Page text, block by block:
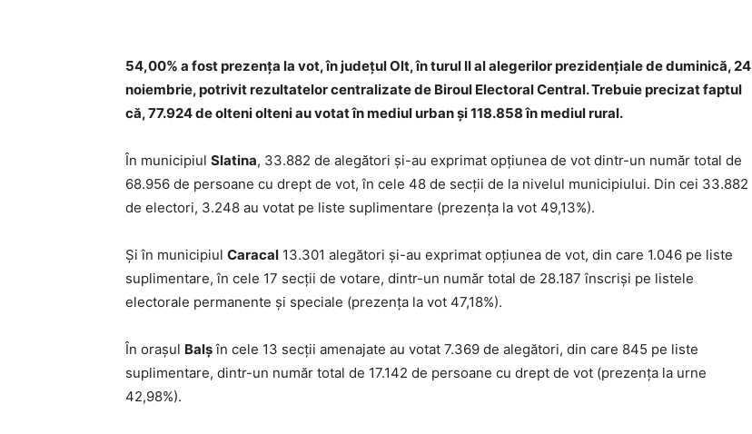
54,00% a fost prezența la vot, în județul Olt, în turul II al alegerilor prezidențiale de duminică, 24
noiembrie, potrivit rezultatelor centralizate de Biroul Electoral Central. Trebuie precizat faptul
că, 77.924 de olteni olteni au votat în mediul urban și 118.858 în mediul rural.
În municipiul Slatina, 33.882 de alegători și-au exprimat opțiunea de vot dintr-un număr total de
68.956 de persoane cu drept de vot, în cele 48 de secții de la nivelul municipiului. Din cei 33.882
de electori, 3.248 au votat pe liste suplimentare (prezența la vot 49,13%).
Și în municipiul Caracal 13.301 alegători și-au exprimat opțiunea de vot, din care 1.046 pe liste
suplimentare, în cele 17 secții de votare, dintr-un număr total de 28.187 înscriși pe listele
electorale permanente și speciale (prezența la vot 47,18%).
În orașul Balșîn cele 13 secții amenajate au votat 7.369 de alegători, din care 845 pe liste
suplimentare, dintr-un număr total de 17.142 de persoane cu drept de vot (prezența la urne
42,98%).